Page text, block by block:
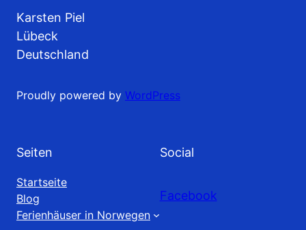
Karsten Piel
Lübeck
Deutschland
Proudly powered by WordPress
Seiten
Startseite
Blog
Ferienhäuser in Norwegen
Social
Facebook